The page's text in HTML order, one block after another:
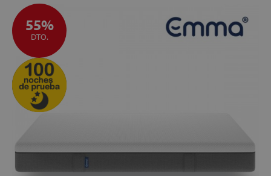
ALTURA:
GARANTÍA:
FABRICACIÓN ESPAÑOLA:
Control exhaustivo en cada
fase del proceso para asegurar acabados de máxima
calidad
55%
DTO.